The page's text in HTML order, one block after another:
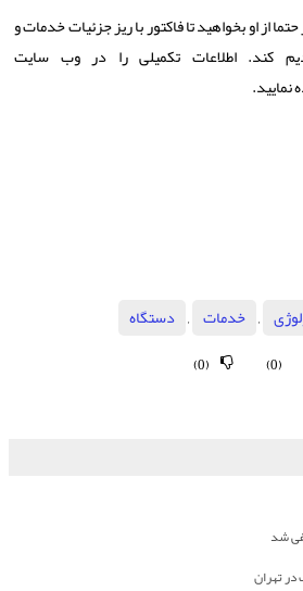
از او بخواهید تا فاکتور با ریز جزئیات خدمات و
کند. اطلاعات تکمیلی را در وب سایت
, خدمات ,
دستگاه
(0)
شد
تهران